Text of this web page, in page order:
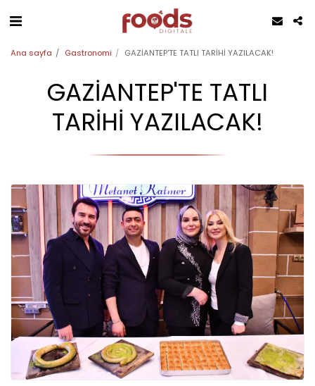
Ana sayfa Gastronomi GAZİANTEP'TE TATLI TARİHİ YAZILACAK!
GAZİANTEP'TE TATLI
TARİHİ YAZILACAK!